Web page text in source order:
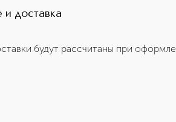
и доставка
будут рассчитаны при